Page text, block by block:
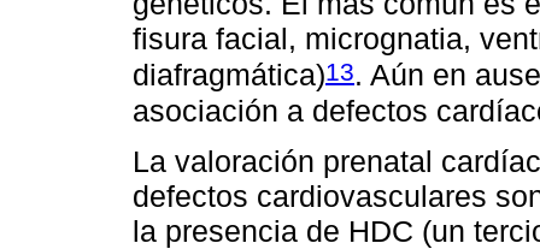
fisura facial, micrognatia,
diafragmática)13. Aún en
asociación a defectos
La valoración prenatal
defectos cardiovasculares
la presencia de HDC (un